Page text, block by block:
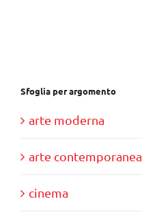
Sfoglia per argomento
arte moderna
arte contemporanea
cinema